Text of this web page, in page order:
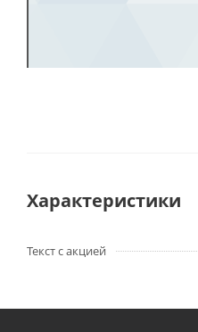
Характеристики
Текст с акцией